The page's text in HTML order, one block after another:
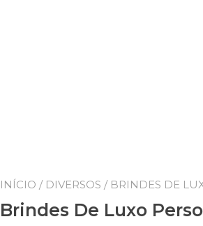
INÍCIO / DIVERSOS / BRINDES DE
Brindes De Luxo